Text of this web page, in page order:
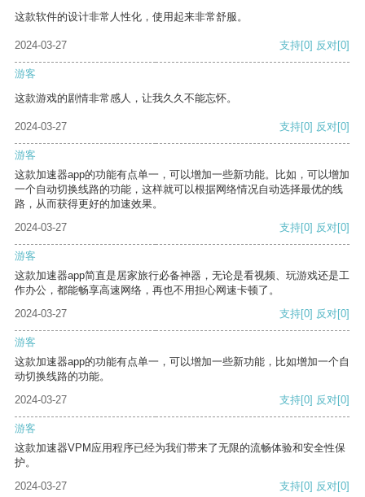
这款软件的设计非常人性化，使用起来非常舒服。
2024-03-27 支持[0] 反对[0]
游客
这款游戏的剧情非常感人，让我久久不能忘怀。
2024-03-27 支持[0] 反对[0]
游客
这款加速器app的功能有点单一，可以增加一些新功能。比如，可以增加
一个自动切换线路的功能，这样就可以根据网络情况自动选择最优的线
路，从而获得更好的加速效果。
2024-03-27
支持[0] 反对[0]
游客
这款加速器app简直是居家旅行必备神器，无论是看视频、玩游戏还是工
作办公，都能畅享高速网络，再也不用担心网速卡顿了。
2024-03-27
支持[0] 反对[0]
游客
这款加速器app的功能有点单一，可以增加一些新功能，比如增加一个自
动切换线路的功能。
2024-03-27
支持[0] 反对[0]
游客
这款加速器VPM应用程序已经为我们带来了无限的流畅体验和安全性保
护。
2024-03-27
支持[0] 反对[0]